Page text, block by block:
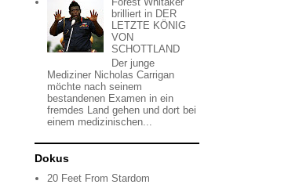
brilliert in DER
LETZTE KÖNIG
VON
SCHOTTLAND
Der junge
Mediziner Nicholas Carrigan
möchte nach seinem
bestandenen Examen in ein
fremdes Land gehen und dort bei
einem medizinischen...
Dokus
20 Feet From Stardom